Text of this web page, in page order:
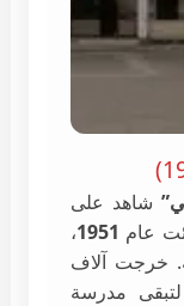
شاهد على
عام 1951،
خرجت آلاف
مدرسة